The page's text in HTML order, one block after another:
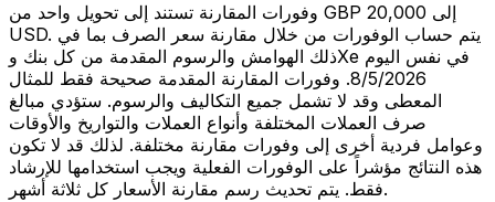
وفورات المقارنة تستند إلى تحويل واحد من GBP 20,000 إلى
USD. يتم حساب الوفورات من خلال مقارنة سعر الصرف بما في
ذلك الهوامش والرسوم المقدمة من كل بنك وXe في نفس اليوم
8/5/2026. وفورات المقارنة المقدمة صحيحة فقط للمثال
المعطى وقد لا تشمل جميع التكاليف والرسوم. ستؤدي مبالغ
صرف العملات المختلفة وأنواع العملات والتواريخ والأوقات
وعوامل فردية أخرى إلى وفورات مقارنة مختلفة. لذلك قد لا تكون
هذه النتائج مؤشراً على الوفورات الفعلية ويجب استخدامها للإرشاد
فقط. يتم تحديث رسم مقارنة الأسعار كل ثلاثة أشهر.